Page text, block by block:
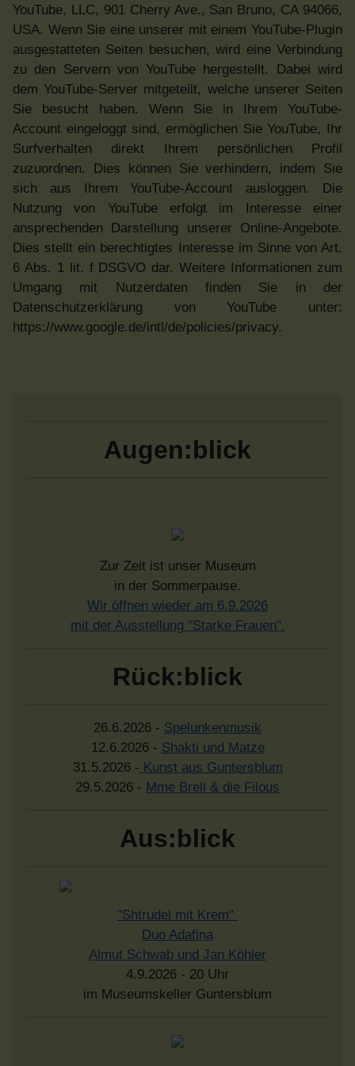
YouTube, LLC, 901 Cherry Ave., San Bruno, CA 94066,
USA. Wenn Sie eine unserer mit einem YouTube-Plugin
ausgestatteten Seiten besuchen, wird eine Verbindung
zu den Servern von YouTube hergestellt. Dabei wird
dem YouTube-Server mitgeteilt, welche unserer Seiten
Sie besucht haben. Wenn Sie in Ihrem YouTube-
Account eingeloggt sind, ermöglichen Sie YouTube, Ihr
Surfverhalten direkt Ihrem persönlichen Profil
zuzuordnen. Dies können Sie verhindern, indem Sie
sich aus Ihrem YouTube-Account ausloggen. Die
Nutzung von YouTube erfolgt im Interesse einer
ansprechenden Darstellung unserer Online-Angebote.
Dies stellt ein berechtigtes Interesse im Sinne von Art.
6 Abs. 1 lit. f DSGVO dar. Weitere Informationen zum
Umgang mit Nutzerdaten finden Sie in der
Datenschutzerklärung von YouTube unter:
https://www.google.de/intl/de/policies/privacy.
Augen:blick
Zur Zeit ist unser Museum
in der Sommerpause.
Wir öffnen wieder am 6.9.2026
mit der Ausstellung "Starke Frauen".
Rück:blick
26.6.2026 - Spelunkenmusik
12.6.2026 - Shakti und Matze
31.5.2026 - Kunst aus Guntersblum
29.5.2026 - Mme Brell & die Filous
Aus:blick
"Shtrudel mit Krem"
Duo Adafina
Almut Schwab und Jan Köhler
4.9.2026 - 20 Uhr
im Museumskeller Guntersblum